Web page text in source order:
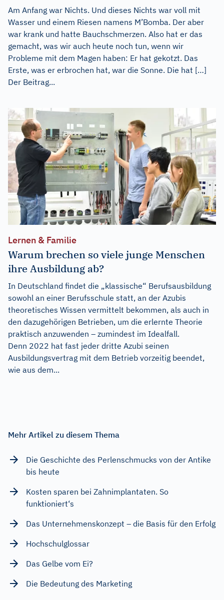
Am Anfang war Nichts. Und dieses Nichts war voll mit
Wasser und einem Riesen namens M’Bomba. Der aber
war krank und hatte Bauchschmerzen. Also hat er das
gemacht, was wir auch heute noch tun, wenn wir
Probleme mit dem Magen haben: Er hat gekotzt. Das
Erste, was er erbrochen hat, war die Sonne. Die hat […]
Der Beitrag...
Lernen & Familie
Warum brechen so viele junge Menschen
ihre Ausbildung ab?
In Deutschland findet die „klassische“ Berufsausbildung
sowohl an einer Berufsschule statt, an der Azubis
theoretisches Wissen vermittelt bekommen, als auch in
den dazugehörigen Betrieben, um die erlernte Theorie
praktisch anzuwenden – zumindest im Idealfall.
Denn 2022 hat fast jeder dritte Azubi seinen
Ausbildungsvertrag mit dem Betrieb vorzeitig beendet,
wie aus dem...
Mehr Artikel zu diesem Thema
Die Geschichte des Perlenschmucks von der Antike
bis heute
Kosten sparen bei Zahnimplantaten. So
funktioniert‘s
Das Unternehmenskonzept – die Basis für den Erfolg
Hochschulglossar
Das Gelbe vom Ei?
Die Bedeutung des Marketing